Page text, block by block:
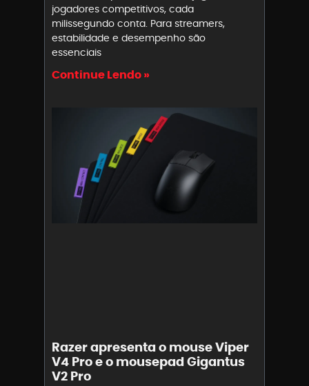
jogadores competitivos, cada
milissegundo conta. Para streamers,
estabilidade e desempenho são
essenciais
Continue Lendo »
Razer apresenta o mouse Viper
V4 Pro e o mousepad Gigantus
V2 Pro